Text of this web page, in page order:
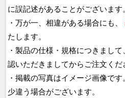
に誤記述があることがございます
・万が一、相違がある場合にも、
たします。
・製品の仕様・規格につきまし
認いただきましてからご注文くだ
・掲載の写真はイメージ画像で
少違う場合がございます。